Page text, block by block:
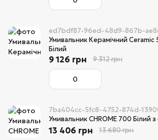
ed7bdf87-96ed-48d9-867b-
Умивальник Керамічний Ceramic
Білий
9 126 грн 9 312 грн
7ba404cc-5fc8-4752-874d-
Умивальник CHROME 700 Білий
13 406 грн 13 680 грн